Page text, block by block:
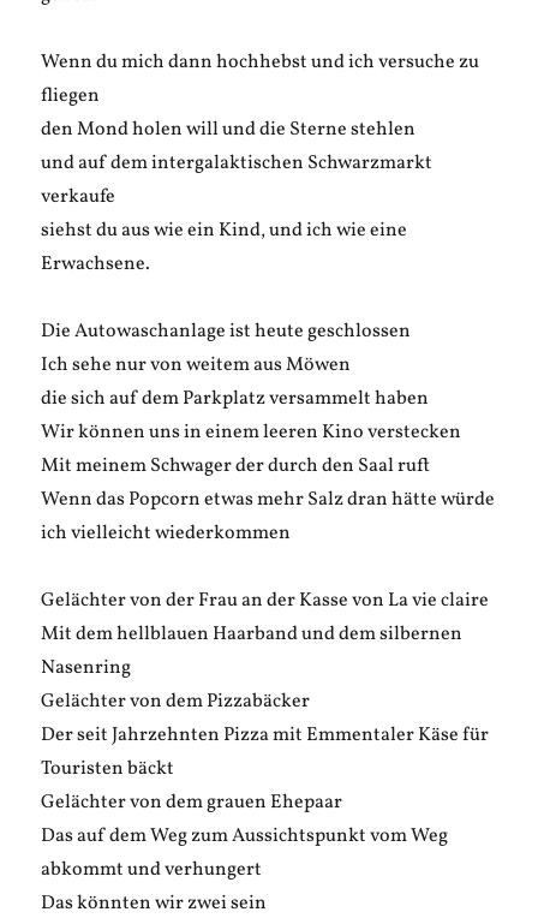
Wenn du mich dann hochhebst und ich versuche zu
fliegen
den Mond holen will und die Sterne stehlen
und auf dem intergalaktischen Schwarzmarkt
verkaufe
siehst du aus wie ein Kind, und ich wie eine
Erwachsene.
Die Autowaschanlage ist heute geschlossen
Ich sehe nur von weitem aus Möwen
die sich auf dem Parkplatz versammelt haben
Wir können uns in einem leeren Kino verstecken
Mit meinem Schwager der durch den Saal ruft
Wenn das Popcorn etwas mehr Salz dran hätte würde
ich vielleicht wiederkommen
Gelächter von der Frau an der Kasse von La vie claire
Mit dem hellblauen Haarband und dem silbernen
Nasenring
Gelächter von dem Pizzabäcker
Der seit Jahrzehnten Pizza mit Emmentaler Käse für
Touristen bäckt
Gelächter von dem grauen Ehepaar
Das auf dem Weg zum Aussichtspunkt vom Weg
abkommt und verhungert
Das könnten wir zwei sein